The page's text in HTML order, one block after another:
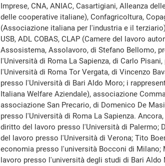
Imprese, CNA, ANIAC, Casartigiani, Alleanza
delle cooperative italiane), Confagricoltura,
(Associazione italiana per l'industria e il
USB, ADL COBAS, CLAP (Camere del lavoro
Assosistema, Assolavoro, di Stefano Bellomo,
l'Università di Roma La Sapienza, di Carlo
l'Università di Roma Tor Vergata, di Vincenzo
presso l'Università di Bari Aldo Moro; i
Italiana Welfare Aziendale), associazione
associazione San Precario, di Domenico De
presso l'Università di Roma La Sapienza.
diritto del lavoro presso l'Università di Palermo;
del lavoro presso l'Università di Verona; Tito
economia presso l'università Bocconi di
lavoro presso l'università degli studi di Bari